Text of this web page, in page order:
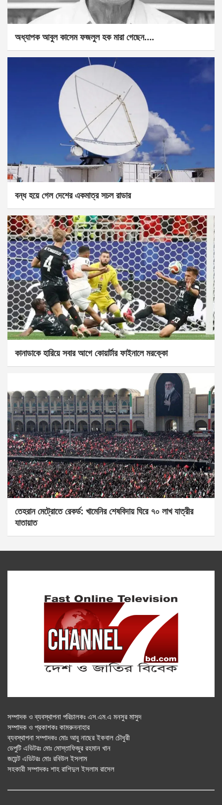
অধ্যাপক আবুল কাসেম ফজলুল হক মারা গেছেন….
বন্ধ হয়ে গেল দেশের একমাত্র সচল রাডার
কানাডাকে হারিয়ে সবার আগে কোয়ার্টার ফাইনালে মরক্কো
তেহরান মেট্রোতে রেকর্ড: খামেনির শেষবিদায় ঘিরে ৭০ লাখ যাত্রীর
যাতায়াত
সম্পাদক ও ব্যবস্থাপনা পরিচালকঃ এস.এম.এ মনসুর মাসুদ
সম্পাদক ও প্রকাশকঃ কামরুননাহার
ব্যবস্থাপনা সম্পাদকঃ মোঃ আবু নাছের ইকবাল চৌধুরী
ডেপুটি এডিটরঃ মোঃ মোস্তাফিজুর রহমান খান
জয়েন্ট এডিটরঃ মোঃ রবিউল ইসলাম
সহকারী সম্পাদকঃ শাহ রাশিদুল ইসলাম রাসেল